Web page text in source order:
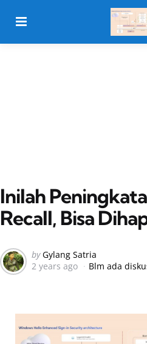
Inilah
Recall, Bisa
Posted
by
by Gylang Satria
2 years ago
Blm ada